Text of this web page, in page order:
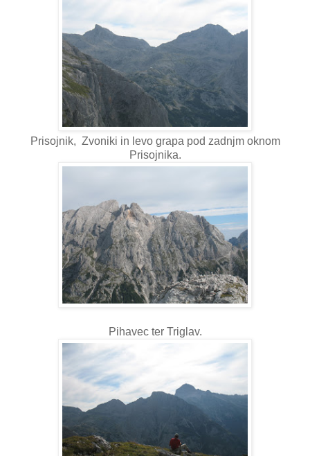
Prisojnik, Zvoniki in levo grapa pod zadnjm oknom
Prisojnika.
Pihavec ter Triglav.